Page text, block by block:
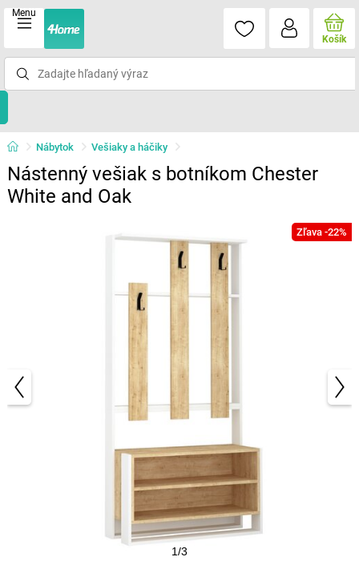
Menu
Košík
Nábytok Vešiaky a háčiky
Nástenný vešiak s botníkom Chester
White and Oak
Zľava -22%
1/3